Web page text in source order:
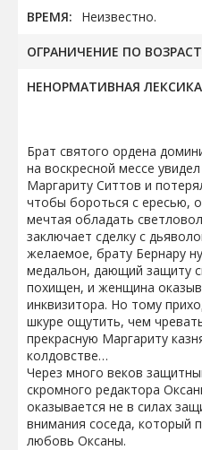
ВРЕМЯ: Неизвестно.
ОГРАНИЧЕНИЕ ПО
НЕНОРМАТИВНАЯ
Брат святого ордена
на воскресной мессе
Маргариту Ситтов и
чтобы бороться с ересью,
мечтая обладать
заключает сделку с
желаемое, брату Бернару
медальон, дающий защиту
похищен, и женщина
инквизитора. Но тому
шкуре ощутить, чем
прекрасную Маргариту
колдовстве…
Через много веков
скромного редактора
оказывается не в силах
внимания соседа, который
любовь Оксаны.